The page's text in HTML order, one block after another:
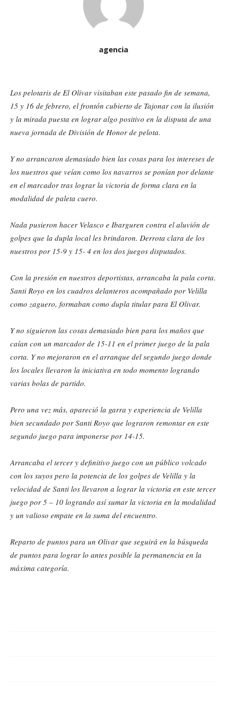
agencia
Los pelotaris de El Olivar visitaban este pasado fin de semana,
15 y 16 de febrero, el frontón cubierto de Tajonar con la ilusión
y la mirada puesta en lograr algo positivo en la disputa de una
nueva jornada de División de Honor de pelota.
Y no arrancaron demasiado bien las cosas para los intereses de
los nuestros que veían como los navarros se ponían por delante
en el marcador tras lograr la victoria de forma clara en la
modalidad de paleta cuero.
Nada pusieron hacer Velasco e Ibarguren contra el aluvión de
golpes que la dupla local les brindaron. Derrota clara de los
nuestros por 15-9 y 15- 4 en los dos juegos disputados.
Con la presión en nuestros deportistas, arrancaba la pala corta.
Santi Royo en los cuadros delanteros acompañado por Velilla
como zaguero, formaban como dupla titular para El Olivar.
Y no siguieron las cosas demasiado bien para los maños que
caían con un marcador de 15-11 en el primer juego de la pala
corta. Y no mejoraron en el arranque del segundo juego donde
los locales llevaron la iniciativa en todo momento logrando
varias bolas de partido.
Pero una vez más, apareció la garra y experiencia de Velilla
bien secundado por Santi Royo que lograron remontar en este
segundo juego para imponerse por 14-15.
Arrancaba el tercer y definitivo juego con un público volcado
con los suyos pero la potencia de los golpes de Velilla y la
velocidad de Santi los llevaron a lograr la victoria en este tercer
juego por 5 – 10 logrando así sumar la victoria en la modalidad
y un valioso empate en la suma del encuentro.
Reparto de puntos para un Olivar que seguirá en la búsqueda
de puntos para lograr lo antes posible la permanencia en la
máxima categoría.